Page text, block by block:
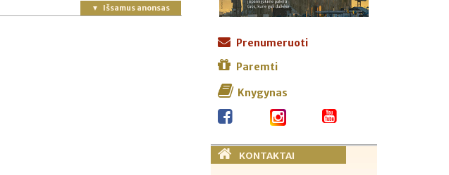
Išsamus anonsas
Prenumeruoti
Paremti
Knygynas
KONTAKTAI